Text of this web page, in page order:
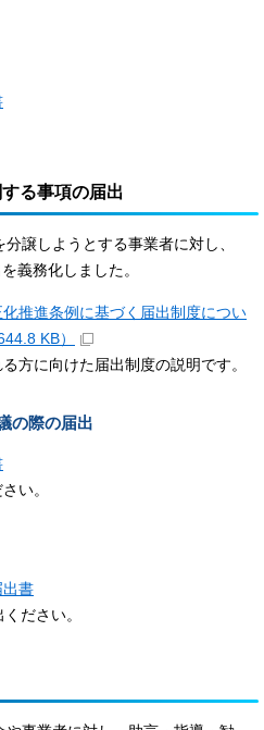
る事項の届出
譲しようとする事業者に対し、
義務化しました。
推進条例に基づく届出制度につい
KB）
方に向けた届出制度の説明です。
の際の届出
い。
出書
ださい。